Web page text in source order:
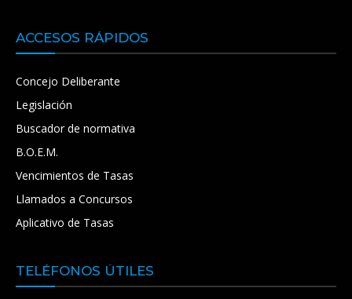
ACCESOS RÁPIDOS
Concejo Deliberante
Legislación
Buscador de normativa
B.O.E.M.
Vencimientos de Tasas
Llamados a Concursos
Aplicativo de Tasas
TELÉFONOS ÚTILES